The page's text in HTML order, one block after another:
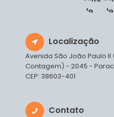
Localização
Avenida São João Paulo II
Contagem) - 2045 -
CEP: 38603-401
Contato